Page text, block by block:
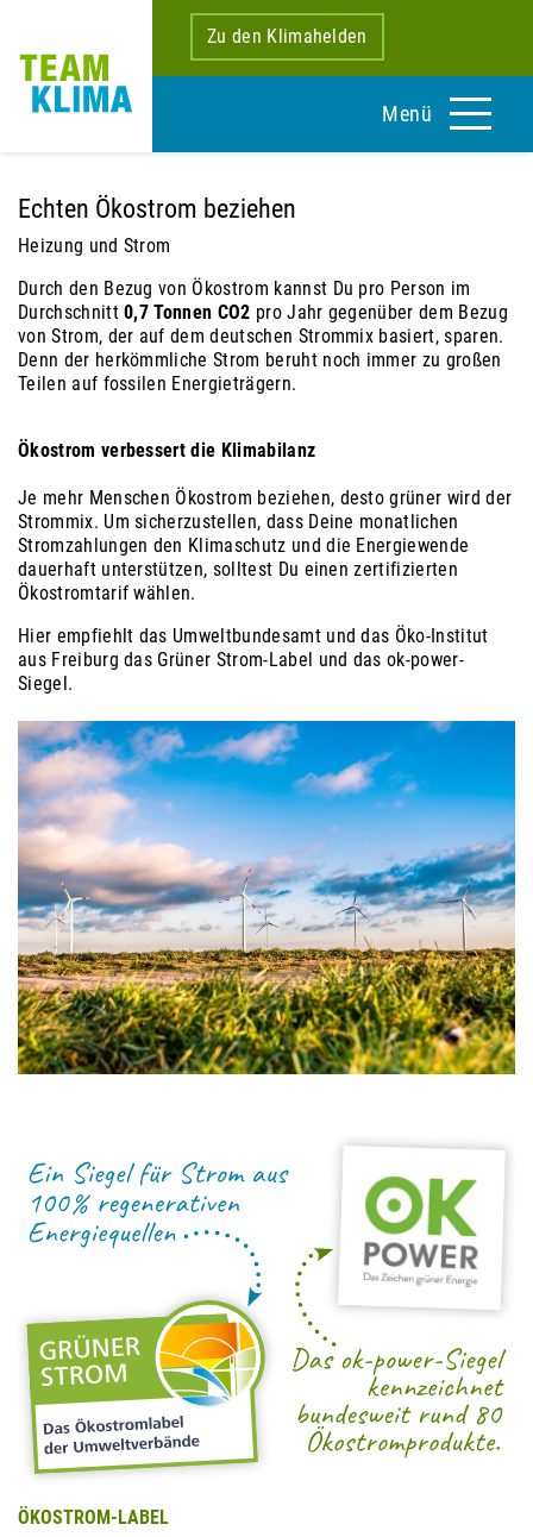
Zu den Klimahelden
Menü
Echten Ökostrom beziehen
Heizung und Strom
Durch den Bezug von Ökostrom kannst Du pro Person im
Durchschnitt0,7 Tonnen CO2 pro Jahr gegenüber dem Bezug
von Strom, der auf dem deutschen Strommix basiert, sparen.
Denn der herkömmliche Strom beruht noch immer zu großen
Teilen auf fossilen Energieträgern.
Ökostrom verbessert die Klimabilanz
Je mehr Menschen Ökostrom beziehen, desto grüner wird der
Strommix. Um sicherzustellen, dass Deine monatlichen
Stromzahlungen den Klimaschutz und die Energiewende
dauerhaft unterstützen, solltest Du einen zertifizierten
Ökostromtarif wählen.
Hier empfiehlt das Umweltbundesamt und das Öko-Institut
aus Freiburg das Grüner Strom-Label und das ok-power-
Siegel.
ÖKOSTROM-LABEL